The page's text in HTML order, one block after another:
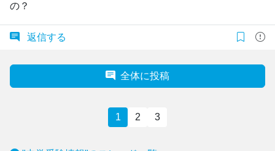
の？
返信する
全体に投稿
1 2 3